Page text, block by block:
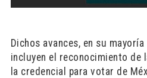
Dichos avances, en su
incluyen el reconocimiento de
la credencial para votar de